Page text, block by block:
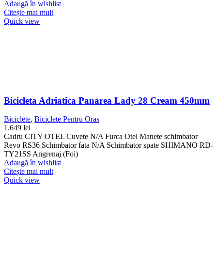
Adaugă în wishlist
Citește mai mult
Quick view
Bicicleta Adriatica Panarea Lady 28 Cream 450mm
Biciclete, Biciclete Pentru Oras
1.649 lei
Cadru CITY OTEL Cuvete N/A Furca Otel Manete schimbator
Revo RS36 Schimbator fata N/A Schimbator spate SHIMANO RD-
TY21SS Angrenaj (Foi)
Adaugă în wishlist
Citește mai mult
Quick view